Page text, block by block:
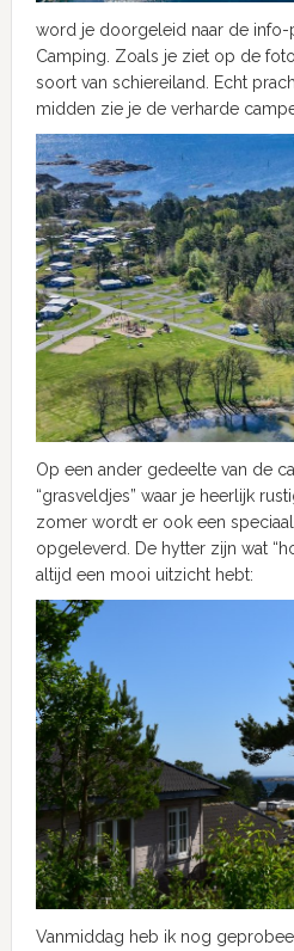
word je doorgeleid naar de info-
Camping. Zoals je ziet op de
soort van schiereiland. Echt
midden zie je de verharde
Op een ander gedeelte van de
“grasveldjes” waar je heerlijk
zomer wordt er ook een
opgeleverd. De hytter zijn wat
altijd een mooi uitzicht hebt:
Vanmiddag heb ik nog